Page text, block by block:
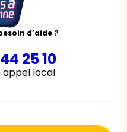
d’aide ?
25 10
appel local